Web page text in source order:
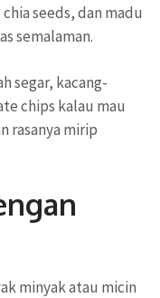
seeds, dan madu
semalaman.
segar, kacang-
chips kalau mau
rasanya mirip
minyak atau micin